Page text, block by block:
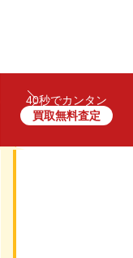
40秒でカンタン
買取無料査定